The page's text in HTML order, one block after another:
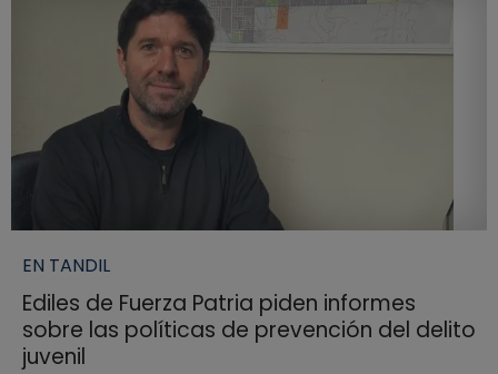
EN TANDIL
Ediles de Fuerza Patria piden informes
sobre las políticas de prevención del delito
juvenil